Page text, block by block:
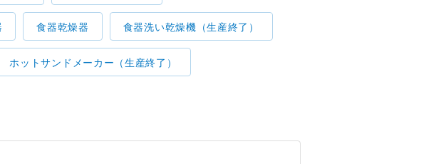
食器乾燥器 食器洗い乾燥機（生産終了）
ホットサンドメーカー（生産終了）